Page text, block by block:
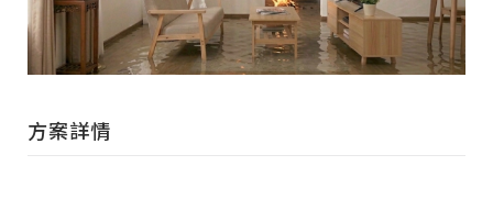
方案詳情